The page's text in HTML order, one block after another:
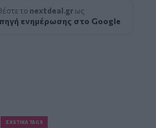
το nextdeal.gr ως
ενημέρωσης στο Google
ΣΧΕΤΙΚΆ TAGS